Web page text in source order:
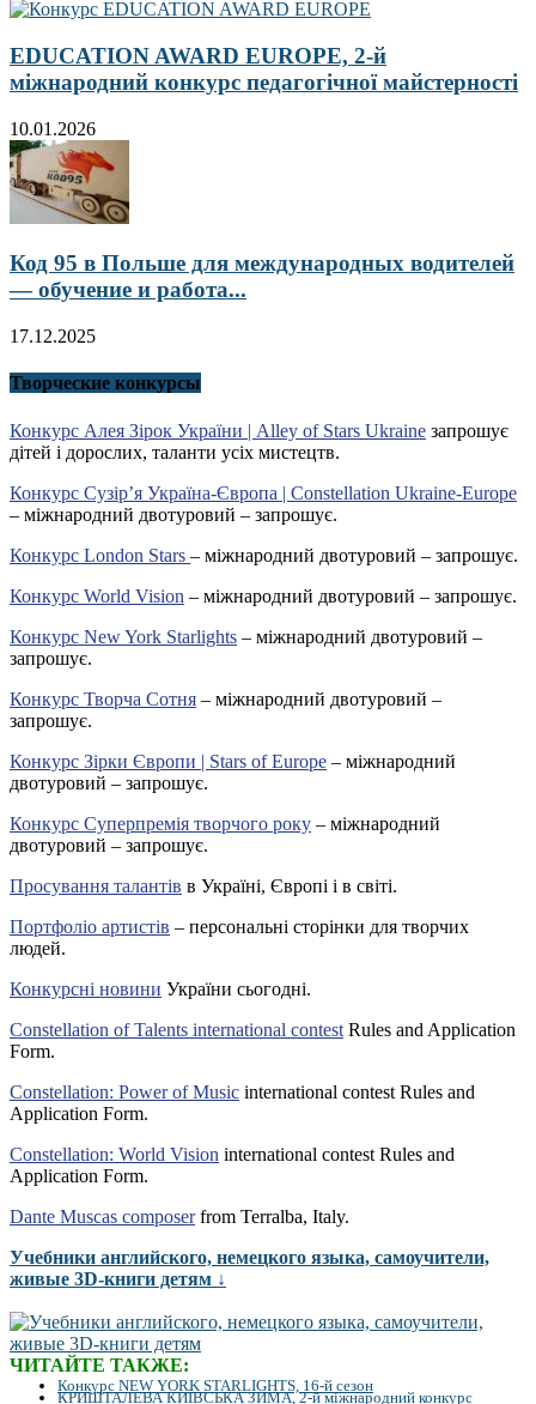
EDUCATION AWARD EUROPE, 2-й
міжнародний конкурс педагогічної майстерності
10.01.2026
Код 95 в Польше для международных водителей
— обучение и работа...
17.12.2025
Творческие конкурсы
Конкурс Алея Зірок України | Alley of Stars Ukraine запрошує
дітей і дорослих, таланти усіх мистецтв.
Конкурс Сузір’я Україна-Європа | Constellation Ukraine-Europe
– міжнародний двотуровий – запрошує.
Конкурс London Stars – міжнародний двотуровий – запрошує.
Конкурс World Vision – міжнародний двотуровий – запрошує.
Конкурс New York Starlights – міжнародний двотуровий –
запрошує.
Конкурс Творча Сотня – міжнародний двотуровий –
запрошує.
Конкурс Зірки Європи | Stars of Europe – міжнародний
двотуровий – запрошує.
Конкурс Суперпремія творчого року – міжнародний
двотуровий – запрошує.
Просування талантів в Україні, Європі і в світі.
Портфоліо артистів – персональні сторінки для творчих
людей.
Конкурсні новини України сьогодні.
Constellation of Talents international contest Rules and Application
Form.
Constellation: Power of Music international contest Rules and
Application Form.
Constellation: World Vision international contest Rules and
Application Form.
Dante Muscas composerfrom Terralba, Italy.
Учебники английского, немецкого языка, самоучители,
живые 3D-книги детям ↓
ЧИТАЙТЕ ТАКЖЕ:
Конкурс NEW YORK STARLIGHTS, 16-й сезон
КРИШТАЛЕВА КИЇВСЬКА ЗИМА, 2-й міжнародний конкурс